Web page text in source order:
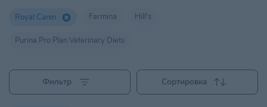
Royal Canin Farmina Hill's
Purina Pro Plan Veterinary Diets
Фильтр Сортировка